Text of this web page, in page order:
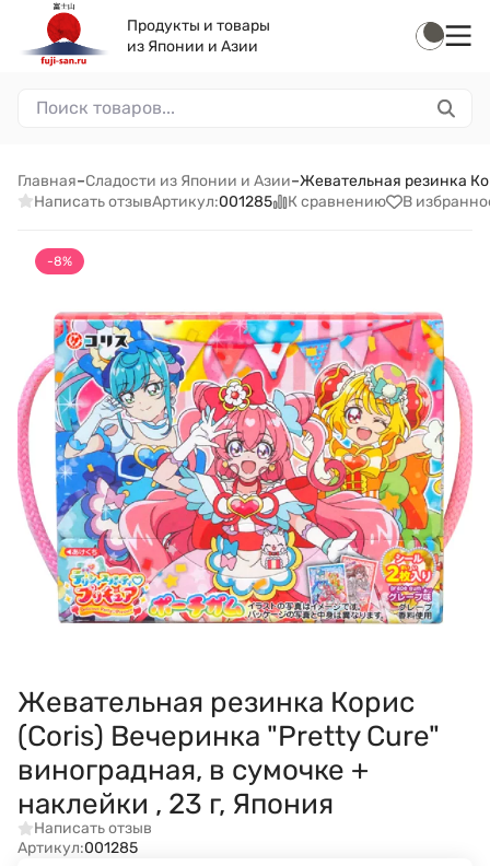
Продукты и товары
из Японии и Азии
Главная–Сладости из Японии и Азии–Жевательная резинка
Написать отзывАртикул:001285 К сравнению В
-8%
Жевательная резинка Корис
(Coris) Вечеринка "Pretty Cure"
виноградная, в сумочке +
наклейки , 23 г, Япония
Написать отзыв
Артикул:001285